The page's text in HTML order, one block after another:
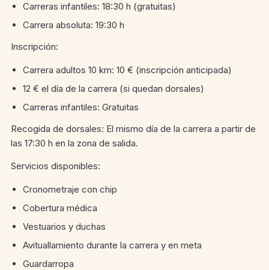
Carreras infantiles: 18:30 h (gratuitas)
Carrera absoluta: 19:30 h
Inscripción:
Carrera adultos 10 km: 10 € (inscripción anticipada)
12 € el día de la carrera (si quedan dorsales)
Carreras infantiles: Gratuitas
Recogida de dorsales: El mismo día de la carrera a partir de
las 17:30 h en la zona de salida.
Servicios disponibles:
Cronometraje con chip
Cobertura médica
Vestuarios y duchas
Avituallamiento durante la carrera y en meta
Guardarropa